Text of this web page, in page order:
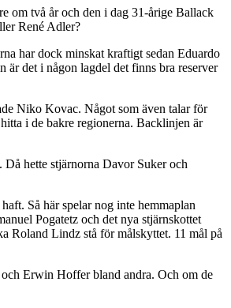
om två år och den i dag 31-årige Ballack
René Adler?
har dock minskat kraftigt sedan Eduardo
är det i någon lagdel det finns bra reserver
Niko Kovac. Något som även talar för
i de bakre regionerna. Backlinjen är
hette stjärnorna Davor Suker och
Så här spelar nog inte hemmaplan
Pogatetz och det nya stjärnskottet
Roland Lindz stå för målskyttet. 11 mål på
Erwin Hoffer bland andra. Och om de